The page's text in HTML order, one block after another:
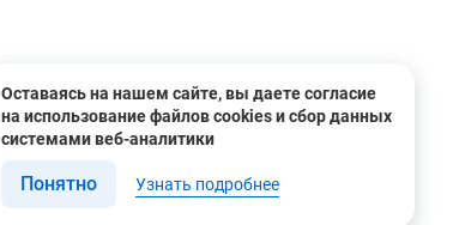
Оставаясь на нашем сайте, вы даете согласие
на использование файлов cookies и сбор данных
системами веб-аналитики
Понятно Узнать подробнее